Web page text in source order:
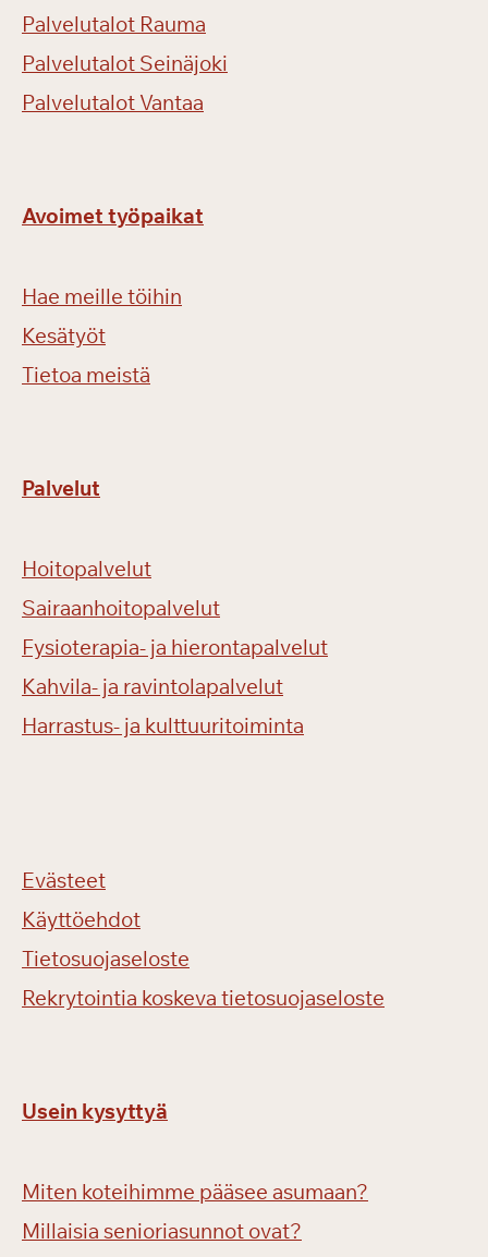
Palvelutalot Rauma
Palvelutalot Seinäjoki
Palvelutalot Vantaa
Avoimet työpaikat
Hae meille töihin
Kesätyöt
Tietoa meistä
Palvelut
Hoitopalvelut
Sairaanhoitopalvelut
Fysioterapia- ja hierontapalvelut
Kahvila- ja ravintolapalvelut
Harrastus- ja kulttuuritoiminta
Evästeet
Käyttöehdot
Tietosuojaseloste
Rekrytointia koskeva tietosuojaseloste
Usein kysyttyä
Miten koteihimme pääsee asumaan?
Millaisia senioriasunnot ovat?